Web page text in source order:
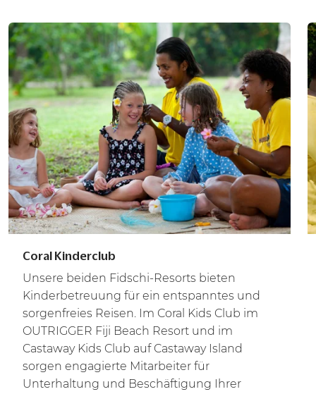
Coral Kinderclub
Unsere beiden Fidschi-Resorts bieten
Kinderbetreuung für ein entspanntes und
sorgenfreies Reisen. Im Coral Kids Club im
OUTRIGGER Fiji Beach Resort und im
Castaway Kids Club auf Castaway Island
sorgen engagierte Mitarbeiter für
Unterhaltung und Beschäftigung Ihrer